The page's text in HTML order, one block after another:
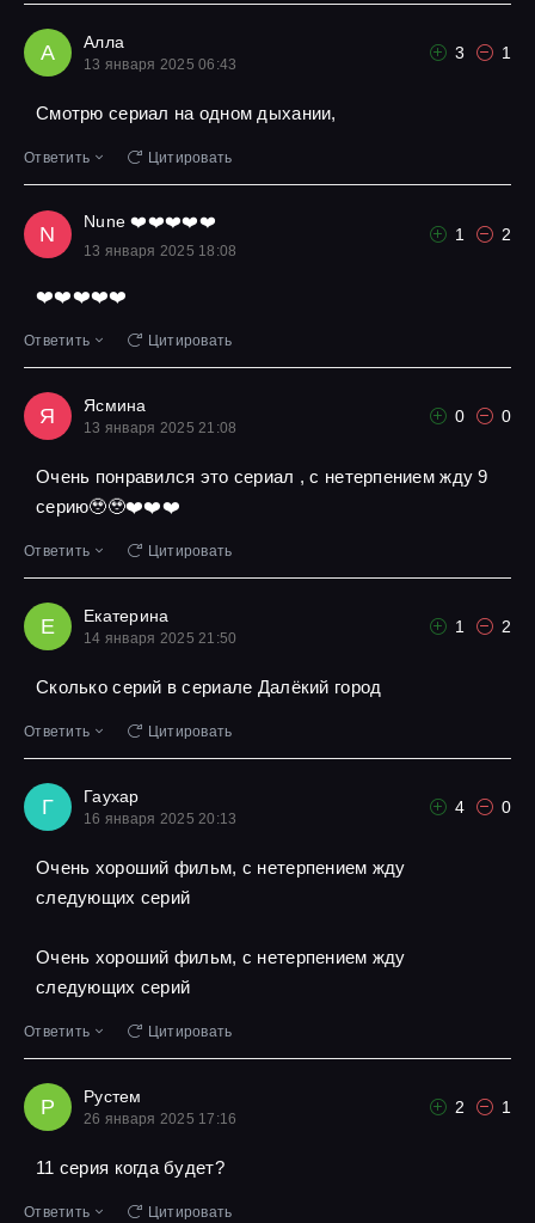
А Алла
13 января 2025 06:43
3 1
Смотрю сериал на одном дыхании,
Ответить Цитировать
N
Nune ❤️❤️❤️❤️❤️
13 января 2025 18:08
1 2
❤️❤️❤️❤️❤️
Ответить Цитировать
Я Ясмина
13 января 2025 21:08
0 0
Очень понравился это сериал , с нетерпением жду 9
серию🥹🥹❤️❤️❤️
Ответить Цитировать
Е Екатерина
14 января 2025 21:50
1 2
Сколько серий в сериале Далёкий город
Ответить Цитировать
Г Гаухар
16 января 2025 20:13
4 0
Очень хороший фильм, с нетерпением жду
следующих серий
Очень хороший фильм, с нетерпением жду
следующих серий
Ответить Цитировать
Р Рустем
26 января 2025 17:16
2 1
11 серия когда будет?
Ответить Цитировать